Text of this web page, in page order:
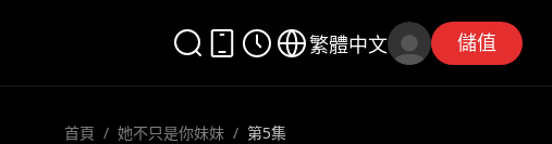
繁體中文 儲值
首頁 / 她不只是你妹妹 / 第5集